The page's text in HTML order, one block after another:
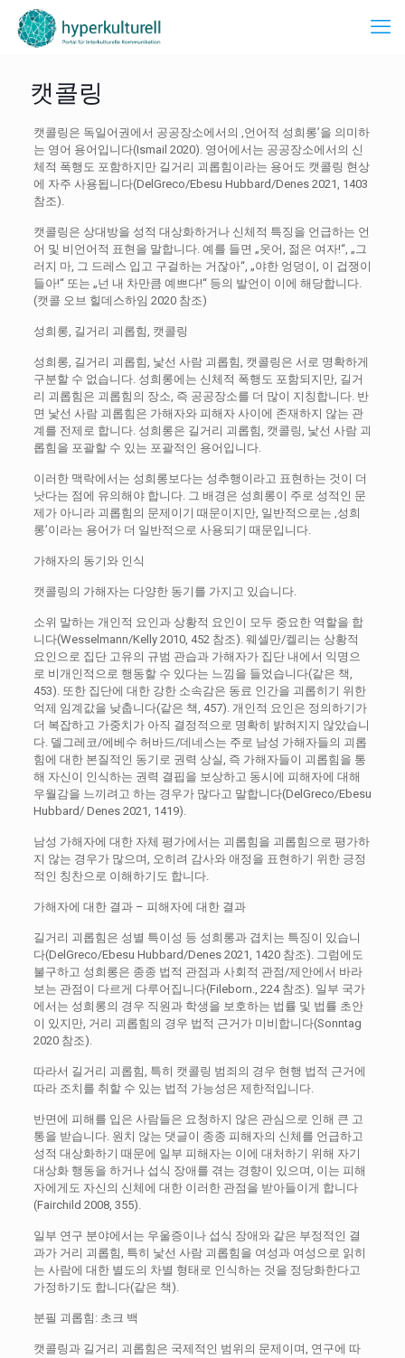
캣콜링
캣콜링은 독일어권에서 공공장소에서의 ‚언어적 성희롱’을 의미하
는 영어 용어입니다(Ismail 2020). 영어에서는 공공장소에서의 신
체적 폭행도 포함하지만 길거리 괴롭힘이라는 용어도 캣콜링 현상
에 자주 사용됩니다(DelGreco/Ebesu Hubbard/Denes 2021, 1403
참조).
캣콜링은 상대방을 성적 대상화하거나 신체적 특징을 언급하는 언
어 및 비언어적 표현을 말합니다. 예를 들면 „웃어, 젊은 여자!“, „그
러지 마, 그 드레스 입고 구걸하는 거잖아“, „야한 엉덩이, 이 겁쟁이
들아!“ 또는 „넌 내 차만큼 예쁘다!“ 등의 발언이 이에 해당합니다.
(캣콜 오브 힐데스하임 2020 참조)
성희롱, 길거리 괴롭힘, 캣콜링
성희롱, 길거리 괴롭힘, 낯선 사람 괴롭힘, 캣콜링은 서로 명확하게
구분할 수 없습니다. 성희롱에는 신체적 폭행도 포함되지만, 길거
리 괴롭힘은 괴롭힘의 장소, 즉 공공장소를 더 많이 지칭합니다. 반
면 낯선 사람 괴롭힘은 가해자와 피해자 사이에 존재하지 않는 관
계를 전제로 합니다. 성희롱은 길거리 괴롭힘, 캣콜링, 낯선 사람 괴
롭힘을 포괄할 수 있는 포괄적인 용어입니다.
이러한 맥락에서는 성희롱보다는 성추행이라고 표현하는 것이 더
낫다는 점에 유의해야 합니다. 그 배경은 성희롱이 주로 성적인 문
제가 아니라 괴롭힘의 문제이기 때문이지만, 일반적으로는 ‚성희
롱’이라는 용어가 더 일반적으로 사용되기 때문입니다.
가해자의 동기와 인식
캣콜링의 가해자는 다양한 동기를 가지고 있습니다.
소위 말하는 개인적 요인과 상황적 요인이 모두 중요한 역할을 합
니다(Wesselmann/Kelly 2010, 452 참조). 웨셀만/켈리는 상황적
요인으로 집단 고유의 규범 관습과 가해자가 집단 내에서 익명으
로 비개인적으로 행동할 수 있다는 느낌을 들었습니다(같은 책,
453). 또한 집단에 대한 강한 소속감은 동료 인간을 괴롭히기 위한
억제 임계값을 낮춥니다(같은 책, 457). 개인적 요인은 정의하기가
더 복잡하고 가중치가 아직 결정적으로 명확히 밝혀지지 않았습니
다. 델그레코/에베수 허바드/데네스는 주로 남성 가해자들의 괴롭
힘에 대한 본질적인 동기로 권력 상실, 즉 가해자들이 괴롭힘을 통
해 자신이 인식하는 권력 결핍을 보상하고 동시에 피해자에 대해
우월감을 느끼려고 하는 경우가 많다고 말합니다(DelGreco/Ebesu
Hubbard/ Denes 2021, 1419).
남성 가해자에 대한 자체 평가에서는 괴롭힘을 괴롭힘으로 평가하
지 않는 경우가 많으며, 오히려 감사와 애정을 표현하기 위한 긍정
적인 칭찬으로 이해하기도 합니다.
가해자에 대한 결과 – 피해자에 대한 결과
길거리 괴롭힘은 성별 특이성 등 성희롱과 겹치는 특징이 있습니
다(DelGreco/Ebesu Hubbard/Denes 2021, 1420 참조). 그럼에도
불구하고 성희롱은 종종 법적 관점과 사회적 관점/제안에서 바라
보는 관점이 다르게 다루어집니다(Fileborn., 224 참조). 일부 국가
에서는 성희롱의 경우 직원과 학생을 보호하는 법률 및 법률 초안
이 있지만, 거리 괴롭힘의 경우 법적 근거가 미비합니다(Sonntag
2020 참조).
따라서 길거리 괴롭힘, 특히 캣콜링 범죄의 경우 현행 법적 근거에
따라 조치를 취할 수 있는 법적 가능성은 제한적입니다.
반면에 피해를 입은 사람들은 요청하지 않은 관심으로 인해 큰 고
통을 받습니다. 원치 않는 댓글이 종종 피해자의 신체를 언급하고
성적 대상화하기 때문에 일부 피해자는 이에 대처하기 위해 자기
대상화 행동을 하거나 섭식 장애를 겪는 경향이 있으며, 이는 피해
자에게도 자신의 신체에 대한 이러한 관점을 받아들이게 합니다
(Fairchild 2008, 355).
일부 연구 분야에서는 우울증이나 섭식 장애와 같은 부정적인 결
과가 거리 괴롭힘, 특히 낯선 사람 괴롭힘을 여성과 여성으로 읽히
는 사람에 대한 별도의 차별 형태로 인식하는 것을 정당화한다고
가정하기도 합니다(같은 책).
분필 괴롭힘: 초크 백
캣콜링과 길거리 괴롭힘은 국제적인 범위의 문제이며, 연구에 따